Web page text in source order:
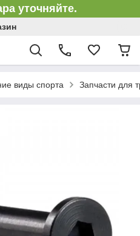
уточняйте.
виды спорта Запчасти для